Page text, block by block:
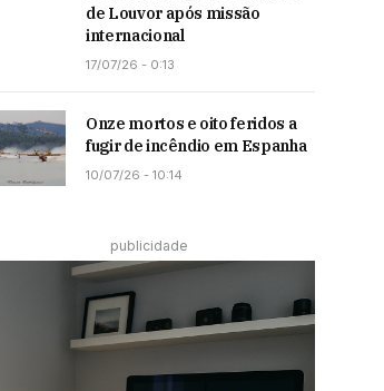
de Louvor após missão
internacional
17/07/26 - 0:13
Onze mortos e oito feridos a
fugir de incêndio em Espanha
10/07/26 - 10:14
publicidade